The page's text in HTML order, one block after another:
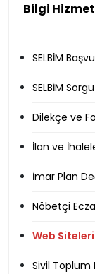
Bilgi
SELBİM
SELBİM Sorgu
Dilekçe ve
İlan ve
İmar Plan
Nöbetçi
Web
Sivil Toplum